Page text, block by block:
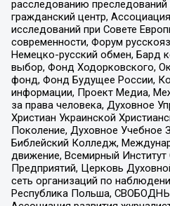
расследованию
гражданский центр,
исследований при Совете
современности, Форум
Немецко-русский обмен, Бард
выбор, Фонд Ходорковского,
фонд, Фонд Будущее России,
информации, Проект Медиа,
за права человека, Духовное
Христиан Украинской
Поколение, Духовное Учебное
Библейский Колледж,
движение, Всемирный Институт
Предприятий, Церковь
сеть организаций по
Республика Польша,